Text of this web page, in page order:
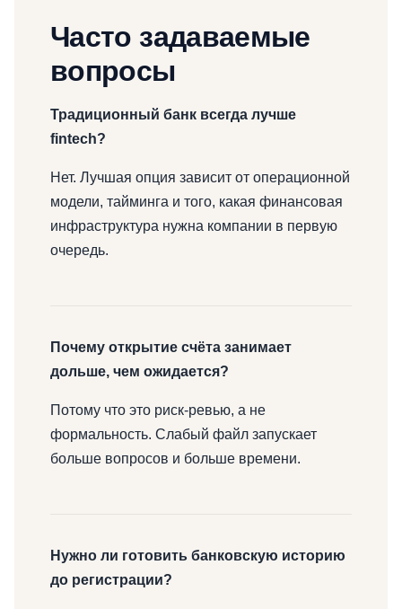
Часто задаваемые
вопросы
Традиционный банк всегда лучше
fintech?
Нет. Лучшая опция зависит от операционной
модели, тайминга и того, какая финансовая
инфраструктура нужна компании в первую
очередь.
Почему открытие счёта занимает
дольше, чем ожидается?
Потому что это риск-ревью, а не
формальность. Слабый файл запускает
больше вопросов и больше времени.
Нужно ли готовить банковскую историю
до регистрации?